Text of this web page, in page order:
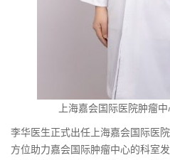
上海嘉会国际医院肿瘤
李华医生正式出任上海嘉会国际医
方位助力嘉会国际肿瘤中心的科室